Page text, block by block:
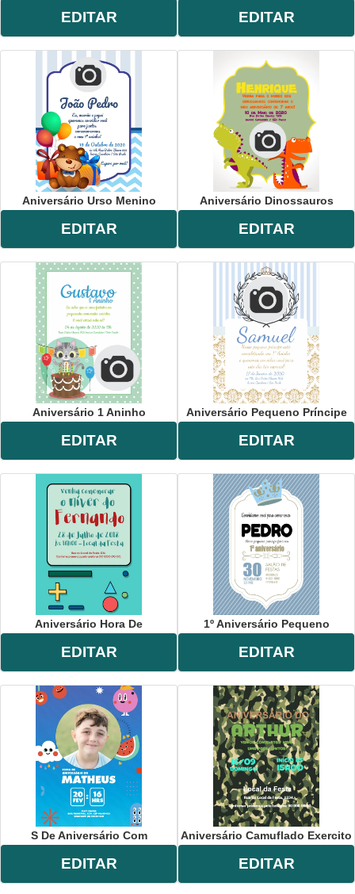
EDITAR EDITAR
Aniversário Urso Menino
EDITAR
Aniversário Dinossauros
EDITAR
Aniversário 1 Aninho
EDITAR
Aniversário Pequeno Príncipe
EDITAR
Aniversário Hora De
EDITAR
1º Aniversário Pequeno
EDITAR
S De Aniversário Com
EDITAR
Aniversário Camuflado Exercito
EDITAR